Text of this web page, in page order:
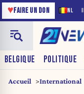
NL
♥FAIRE UN DON
BELGIQUE POLITIQUE
Accueil International